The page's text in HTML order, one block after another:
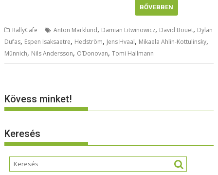
BŐVEBBEN
RallyCafe Anton Marklund, Damian Litwinowicz, David Bouet, Dylan
Dufas, Espen Isaksaetre, Hedström, Jens Hvaal, Mikaela Ahlin-Kottulinsky,
Münnich, Nils Andersson, O’Donovan,Tomi Hallmann
Kövess minket!
Keresés